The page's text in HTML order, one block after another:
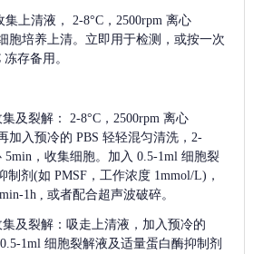
上清液，
2-8°C，2500rpm 离心
胞培养上清。立即用于检测，或按一次
存备用。
及裂解：
2-8°C，2500rpm 离心
加入预冷的 PBS 轻轻混匀清洗，2-
5min，收集细胞。加入 0.5-1ml 细胞裂
制剂(如 PMSF，工作浓度 1mmol/L)，
1h , 或者配合超声波破碎。
及裂解：吸走上清液，加入预冷的
1ml 细胞裂解液及适量蛋白酶抑制剂